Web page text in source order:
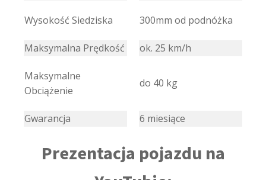
Wysokość Siedziska 300mm od podnóżka
Maksymalna Prędkość ok. 25 km/h
Maksymalne
Obciążenie
do 40 kg
Gwarancja 6 miesiące
Prezentacja pojazdu na